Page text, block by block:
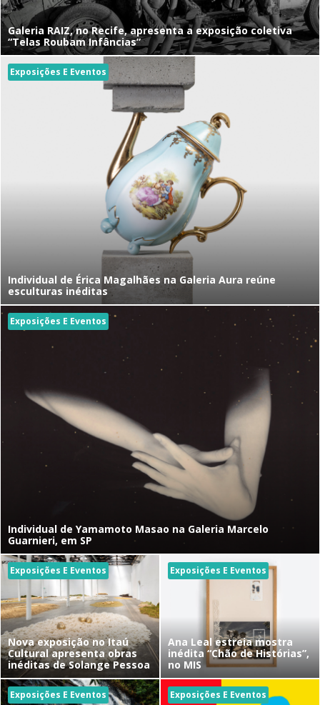
Galeria RAIZ, no Recife, apresenta a exposição coletiva
“Telas Roubam Infâncias”
Exposições E Eventos
Individual de Érica Magalhães na Galeria Aura reúne
esculturas inéditas
Exposições E Eventos
Individual de Yamamoto Masao na Galeria Marcelo
Guarnieri, em SP
Exposições E Eventos
Nova exposição no Itaú
Cultural apresenta obras
inéditas de Solange Pessoa
Exposições E Eventos
Ana Leal estreia mostra
inédita “Chão de Histórias”,
no MIS
Exposições E Eventos Exposições E Eventos